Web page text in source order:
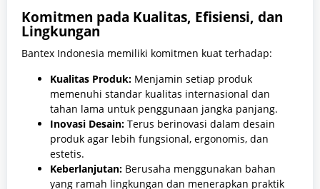
Komitmen pada Kualitas, Efisiensi, dan
Lingkungan
Bantex Indonesia memiliki komitmen kuat terhadap:
Kualitas Produk: Menjamin setiap produk
memenuhi standar kualitas internasional dan
tahan lama untuk penggunaan jangka panjang.
Inovasi Desain: Terus berinovasi dalam desain
produk agar lebih fungsional, ergonomis, dan
estetis.
Keberlanjutan: Berusaha menggunakan bahan
yang ramah lingkungan dan menerapkan praktik